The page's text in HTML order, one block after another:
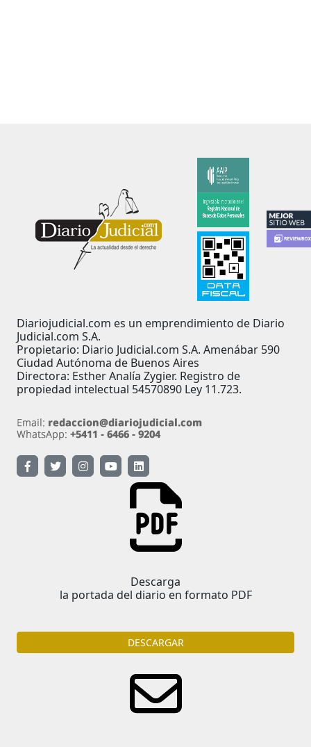
Diariojudicial.com es un emprendimiento de Diario
Judicial.com S.A.
Propietario: Diario Judicial.com S.A. Amenábar 590
Ciudad Autónoma de Buenos Aires
Directora: Esther Analía Zygier. Registro de
propiedad intelectual 54570890 Ley 11.723.
Descarga
la portada del diario en formato PDF
DESCARGAR